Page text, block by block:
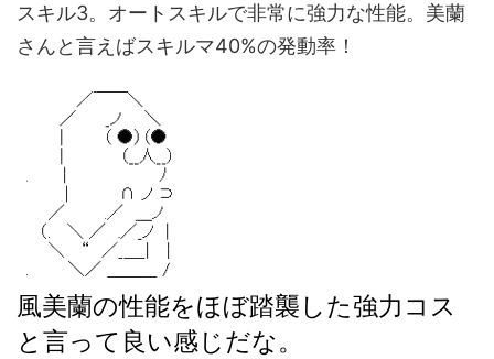
スキル3。オートスキルで非常に強力な性能。美蘭
さんと言えばスキルマ40%の発動率！
風美蘭の性能をほぼ踏襲した強力コス
と言って良い感じだな。